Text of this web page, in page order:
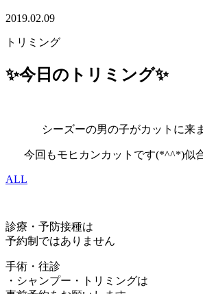
2019.02.09
トリミング
✨今日のトリミング✨
シーズーの男の子がカットに来
今回もモヒカンカットです(*^^*)似
ALL
診療・予防接種は
予約制ではありません
手術・往診
・シャンプー・トリミングは